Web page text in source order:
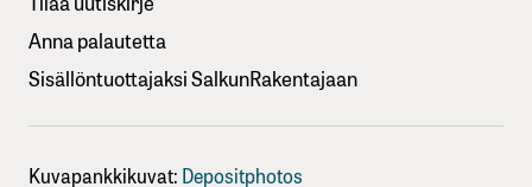
Anna palautetta
Sisällöntuottajaksi SalkunRakentajaan
Kuvapankkikuvat: Depositphotos